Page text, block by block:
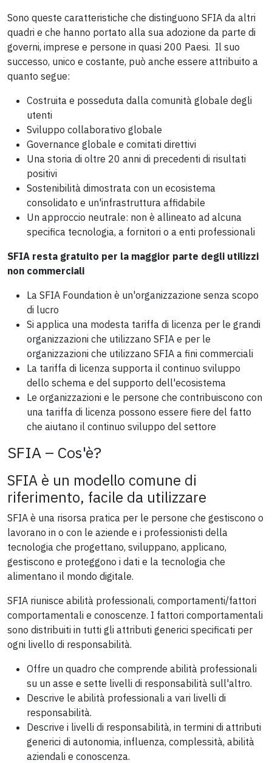
Sono queste caratteristiche che distinguono SFIA da altri
quadri e che hanno portato alla sua adozione da parte di
governi, imprese e persone in quasi 200 Paesi. Il suo
successo, unico e costante, può anche essere attribuito a
quanto segue:
Costruita e posseduta dalla comunità globale degli
utenti
Sviluppo collaborativo globale
Governance globale e comitati direttivi
Una storia di oltre 20 anni di precedenti di risultati
positivi
Sostenibilità dimostrata con un ecosistema
consolidato e un'infrastruttura affidabile
Un approccio neutrale: non è allineato ad alcuna
specifica tecnologia, a fornitori o a enti professionali
SFIA resta gratuito per la maggior parte degli utilizzi
non commerciali
La SFIA Foundation è un'organizzazione senza scopo
di lucro
Si applica una modesta tariffa di licenza per le grandi
organizzazioni che utilizzano SFIA e per le
organizzazioni che utilizzano SFIA a fini commerciali
La tariffa di licenza supporta il continuo sviluppo
dello schema e del supporto dell'ecosistema
Le organizzazioni e le persone che contribuiscono con
una tariffa di licenza possono essere fiere del fatto
che aiutano il continuo sviluppo del settore
SFIA – Cos'è?
SFIA è un modello comune di
riferimento, facile da utilizzare
SFIA è una risorsa pratica per le persone che gestiscono o
lavorano in o con le aziende e i professionisti della
tecnologia che progettano, sviluppano, applicano,
gestiscono e proteggono i dati e la tecnologia che
alimentano il mondo digitale.
SFIA riunisce abilità professionali, comportamenti/fattori
comportamentali e conoscenze. I fattori comportamentali
sono distribuiti in tutti gli attributi generici specificati per
ogni livello di responsabilità.
Offre un quadro che comprende abilità professionali
su un asse e sette livelli di responsabilità sull'altro.
Descrive le abilità professionali a vari livelli di
responsabilità.
Descrive i livelli di responsabilità, in termini di attributi
generici di autonomia, influenza, complessità, abilità
aziendali e conoscenza.